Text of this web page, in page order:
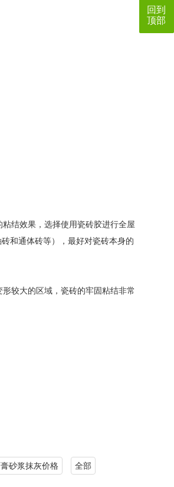
结效果，选择使用瓷砖胶进行全屋
和通体砖等），最好对瓷砖本身的
较大的区域，瓷砖的牢固粘结非常
砂浆抹灰价格 全部
回到
顶部